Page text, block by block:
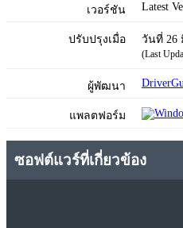
เวอร์ชัน Latest
ปรับปรุงเมื่อ วันที่ 26
(Last
ผู้พัฒนา
แพลตฟอร์ม
ซอฟต์แวร์ที่เกี่ยวข้อง